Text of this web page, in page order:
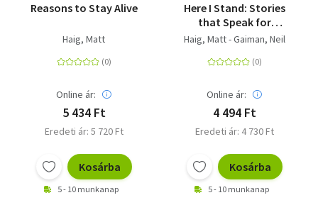
Reasons to Stay Alive
Haig, Matt
Online ár:
5 434 Ft
Eredeti ár: 5 720 Ft
Kosárba
5 - 10 munkanap
Here I Stand: Stories
that Speak for
Freedom
Haig, Matt - Gaiman, Neil
Online ár:
4 494 Ft
Eredeti ár: 4 730 Ft
Kosárba
5 - 10 munkanap